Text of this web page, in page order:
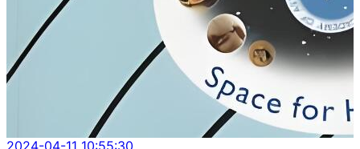
2024-04-11 10:55:30